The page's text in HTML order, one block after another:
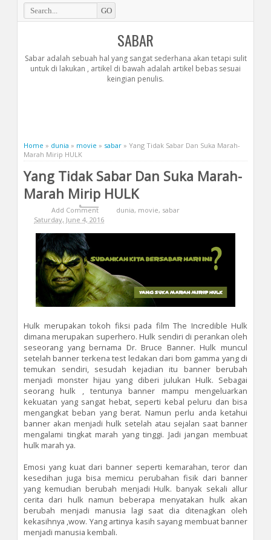
SABAR
Sabar adalah sebuah hal yang sangat sederhana akan tetapi sulit
untuk di lakukan , artikel di bawah adalah artikel bebas sesuai
keingian penulis.
Home » dunia » movie » sabar » Yang Tidak Sabar Dan Suka Marah-
Marah Mirip HULK
Yang Tidak Sabar Dan Suka Marah-
Marah Mirip HULK
Add Comment dunia, movie, sabar
Saturday, June 4, 2016
Hulk merupakan tokoh fiksi pada film The Incredible Hulk
dimana merupakan superhero. Hulk sendiri di perankan oleh
seseorang yang bernama Dr. Bruce Banner. Hulk muncul
setelah banner terkena test ledakan dari bom gamma yang di
temukan sendiri, sesudah kejadian itu banner berubah
menjadi monster hijau yang diberi julukan Hulk. Sebagai
seorang hulk , tentunya banner mampu mengeluarkan
kekuatan yang sangat hebat, seperti kebal peluru dan bisa
mengangkat beban yang berat. Namun perlu anda ketahui
banner akan menjadi hulk setelah atau sejalan saat banner
mengalami tingkat marah yang tinggi. Jadi jangan membuat
hulk marah ya.
Emosi yang kuat dari banner seperti kemarahan, teror dan
kesedihan juga bisa memicu perubahan fisik dari banner
yang kemudian berubah menjadi Hulk. banyak sekali allur
cerita dari hulk namun beberapa menyatakan hulk akan
berubah menjadi manusia lagi saat dia ditenagkan oleh
kekasihnya ,wow. Yang artinya kasih sayang membuat banner
menjadi manusia kembali.